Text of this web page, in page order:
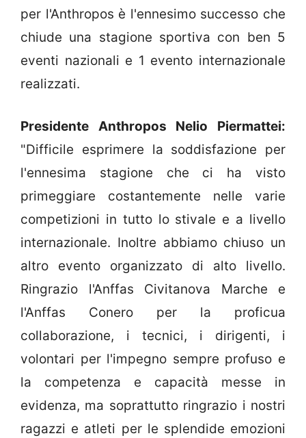
per l'Anthropos è l'ennesimo successo che
chiude una stagione sportiva con ben 5
eventi nazionali e 1 evento internazionale
realizzati.
Presidente Anthropos Nelio Piermattei:
"Difficile esprimere la soddisfazione per
l'ennesima stagione che ci ha visto
primeggiare costantemente nelle varie
competizioni in tutto lo stivale e a livello
internazionale. Inoltre abbiamo chiuso un
altro evento organizzato di alto livello.
Ringrazio l'Anffas Civitanova Marche e
l'Anffas Conero per la proficua
collaborazione, i tecnici, i dirigenti, i
volontari per l'impegno sempre profuso e
la competenza e capacità messe in
evidenza, ma soprattutto ringrazio i nostri
ragazzi e atleti per le splendide emozioni